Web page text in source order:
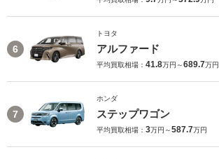
6
トヨタ
アルファード
平均買取相場： 41.8万円～689.7万円
7
ホンダ
ステップワゴン
平均買取相場： 3万円～587.7万円